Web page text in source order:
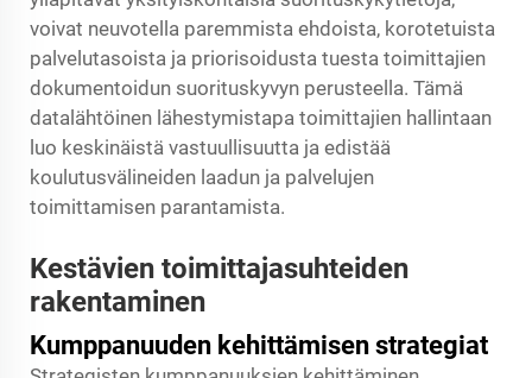
voivat neuvotella paremmista ehdoista, korotetuista
palvelutasoista ja priorisoidusta tuesta toimittajien
dokumentoidun suorituskyvyn perusteella. Tämä
datalähtöinen lähestymistapa toimittajien hallintaan
luo keskinäistä vastuullisuutta ja edistää
koulutusvälineiden laadun ja palvelujen
toimittamisen parantamista.
Kestävien toimittajasuhteiden
rakentaminen
Kumppanuuden kehittämisen strategiat